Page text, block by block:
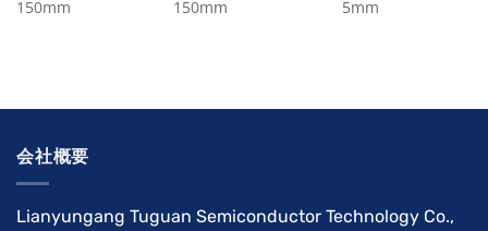
150mm
150mm 5mm
会社概要
Lianyungang Tuguan Semiconductor Technology Co.,